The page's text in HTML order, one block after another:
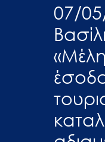
07/